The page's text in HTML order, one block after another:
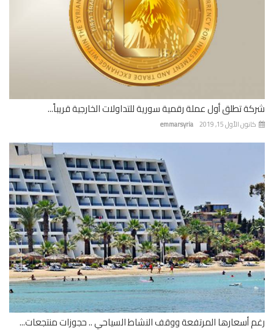
تطلق أول عملة رقمية سورية للتداولات الخارجية قريباً...
emmarsyria الأول 15, 2019
أسعارها المرتفعة ووقف النشاط السياحي .. حجوزات منتجعات...